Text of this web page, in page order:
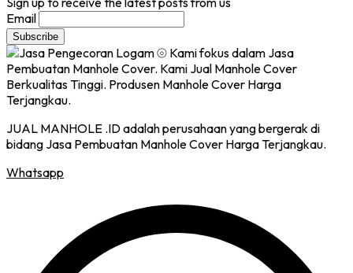
Email
JUAL MANHOLE .ID adalah perusahaan yang bergerak di
bidang Jasa Pembuatan Manhole Cover Harga Terjangkau.
Whatsapp